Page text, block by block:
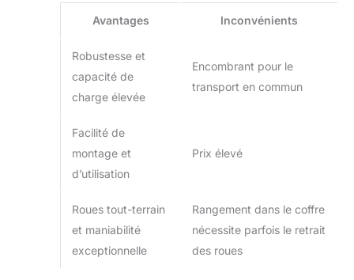
pensées pour le
sur une longue
expérience, les
familles de manière
Avantages Inconvénients
Robustesse et
capacité de
charge élevée
Encombrant pour le
transport en commun
Facilité de
montage et
d’utilisation
Prix élevé
Roues tout-terrain
et maniabilité
exceptionnelle
Rangement dans le coffre
nécessite parfois le retrait
des roues